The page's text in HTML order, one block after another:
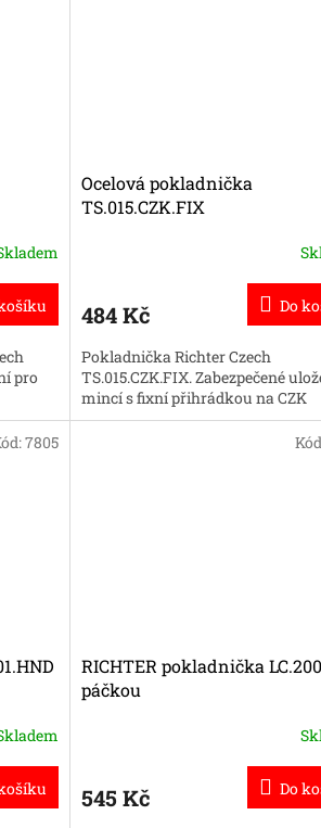
pro
Ocelová pokladnička
TS.015.CZK.FIX
484 Kč Do
Pokladnička Richter Czech
TS.015.CZK.FIX. Zabezpečené
mincí s fixní přihrádkou na CZK
7805
RICHTER pokladnička
páčkou
545 Kč Do